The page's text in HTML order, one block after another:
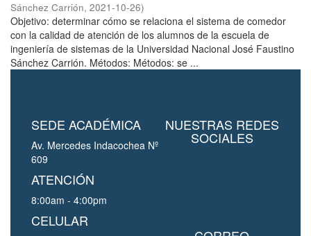
Sánchez Carrión, 2021-10-26)
Objetivo: determinar cómo se relaciona el sistema de comedor
con la calidad de atención de los alumnos de la escuela de
ingeniería de sistemas de la Universidad Nacional José Faustino
Sánchez Carrión. Métodos: Métodos: se ...
SEDE ACADÉMICA
Av. Mercedes Indacochea Nº
609
ATENCIÓN
8:00am - 4:00pm
CELULAR
NUESTRAS REDES
SOCIALES